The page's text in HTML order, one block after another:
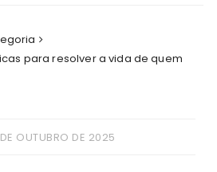
para resolver a vida de quem
OUTUBRO DE 2025